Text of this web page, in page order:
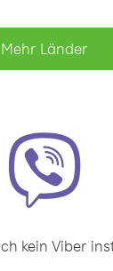
Mehr Länder
kein Viber